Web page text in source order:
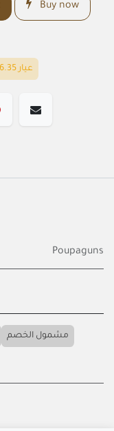
Buy now
عيار 6.35
Poupaguns
مشمول الخصم